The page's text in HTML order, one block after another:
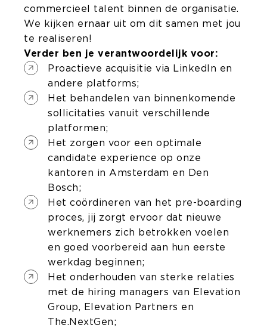
commercieel talent binnen de organisatie.
We kijken ernaar uit om dit samen met jou
te realiseren!
Verder ben je verantwoordelijk voor:
Proactieve acquisitie via LinkedIn en
andere platforms;
Het behandelen van binnenkomende
sollicitaties vanuit verschillende
platformen;
Het zorgen voor een optimale
candidate experience op onze
kantoren in Amsterdam en Den
Bosch;
Het coördineren van het pre-boarding
proces, jij zorgt ervoor dat nieuwe
werknemers zich betrokken voelen
en goed voorbereid aan hun eerste
werkdag beginnen;
Het onderhouden van sterke relaties
met de hiring managers van Elevation
Group, Elevation Partners en
The.NextGen;